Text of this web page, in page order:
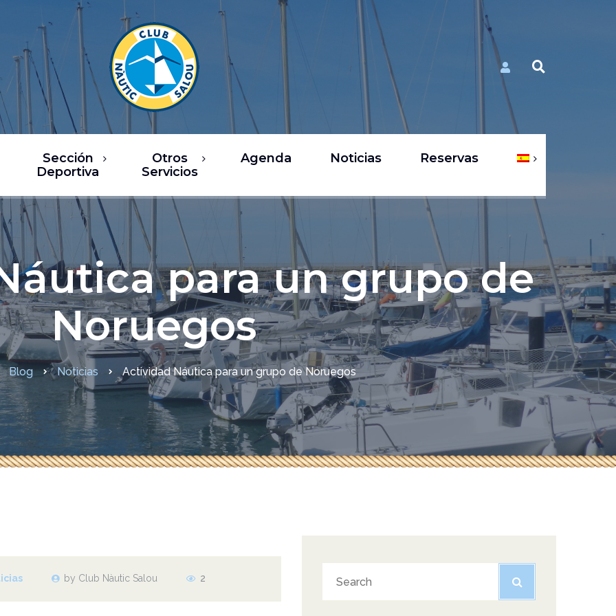
Sección
Deportiva
de Vela
Deportiva
Fitness
COVID-19
Otros
Servicios
Restaurantes
Ocio / Comercio
Chárter y actividades
náuticas
Servicios náuticos
Agenda Noticias Reservas
para un grupo de
Noruegos
Blog Noticias Actividad Náutica para un grupo de Noruegos
by Club Nàutic Salou 2